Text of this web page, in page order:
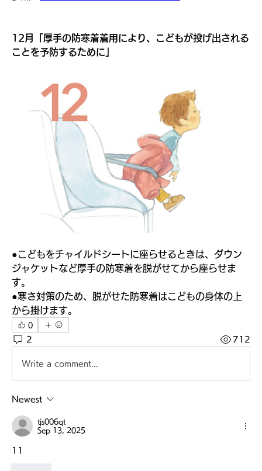
12月「厚手の防寒着着用により、こどもが投げ出される
ことを予防するために」
●こどもをチャイルドシートに座らせるときは、ダウン
ジャケットなど厚手の防寒着を脱がせてから座らせま
す。
●寒さ対策のため、脱がせた防寒着はこどもの身体の上
から掛けます。
0
2 712
Write a comment...
Newest
tjs006qt
Sep 13, 2025
11